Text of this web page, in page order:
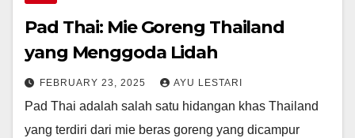
Pad Thai: Mie Goreng Thailand
yang Menggoda Lidah
FEBRUARY 23, 2025 AYU LESTARI
Pad Thai adalah salah satu hidangan khas Thailand
yang terdiri dari mie beras goreng yang dicampur